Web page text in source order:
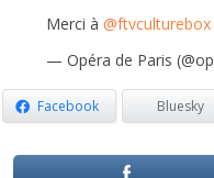
Merci à@ftvculturebox
— Opéra de Paris
Facebook Bluesky